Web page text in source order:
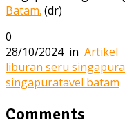
Batam. (dr)
0
28/10/2024in Artikel
liburan seru singapura
singapuratavel batam
Comments